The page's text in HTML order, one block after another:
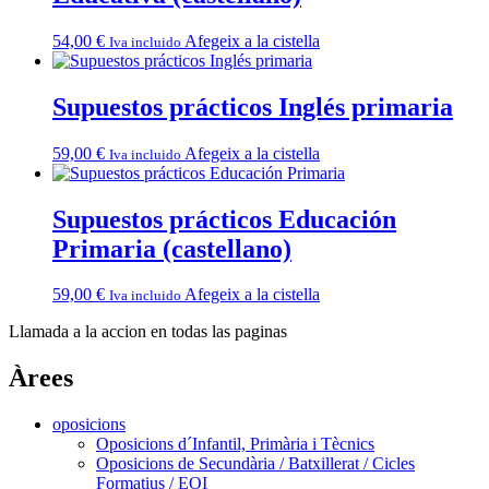
54,00 € Iva incluido Afegeix a la cistella
Supuestos prácticos Inglés primaria
59,00 € Iva incluido Afegeix a la cistella
Supuestos prácticos Educación
Primaria (castellano)
59,00 € Iva incluido Afegeix a la cistella
Llamada a la accion en todas las paginas
Àrees
oposicions
Oposicions d´Infantil, Primària i Tècnics
Oposicions de Secundària / Batxillerat / Cicles
Formatius / EOI